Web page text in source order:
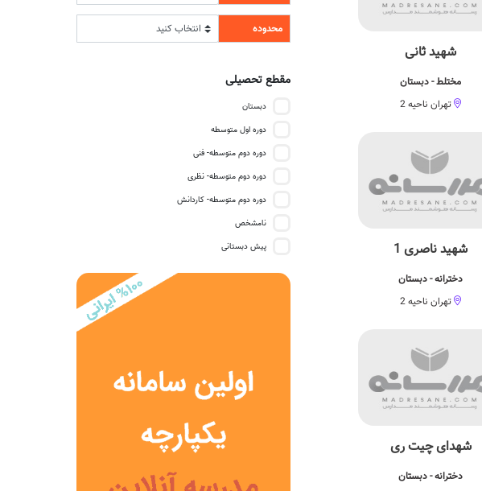
محدوده
مقطع تحصیلی
دبستان
دوره اول متوسطه
دوره دوم متوسطه- فنی
دوره دوم متوسطه- نظری
دوره دوم متوسطه- کاردانش
نامشخص
پیش دبستانی
شهید ثانی
مختلط - دبستان
تهران ناحیه 2
شهید ناصری 1
دخترانه - دبستان
تهران ناحیه 2
شهدای چیت ری
دخترانه - دبستان